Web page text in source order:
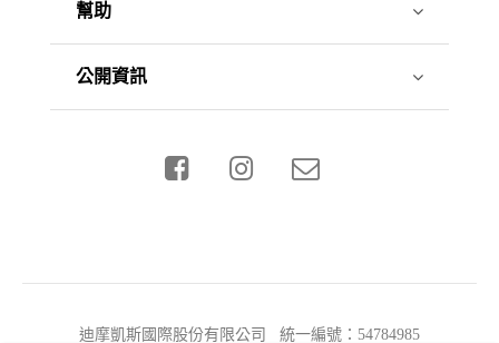
幫助
公開資訊
迪摩凱斯國際股份有限公司 統一編號：54784985